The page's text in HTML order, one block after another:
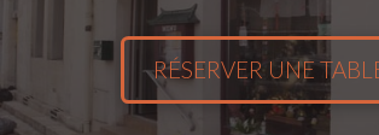
RÉSERVER UNE